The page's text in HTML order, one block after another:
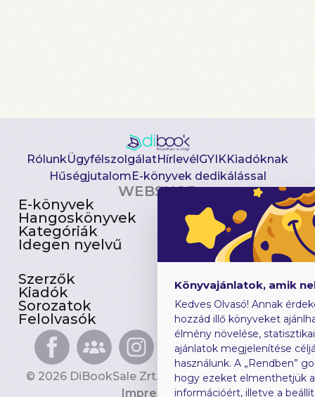
RólunkÜgyfélszolgálatHírlevélGYIKKiadóknak
HűségjutalomE-könyvek dedikálással
WEBSHOP
E-könyvek
Hangoskönyvek
Kategóriák
Idegen nyelvű
Csomagajánlatok
Akciósak
Előjegyezhetők
Újdonságok
Szerzők
Kiadók
Sorozatok
Felolvasók
Gyerekkönyvek
Heti toplista
Ajándékutalvány
Blog
© 2026 DiBookSale Zrt. Minden jog fenntartva.
Impresszum
Könyvajánlatok, amik
Kedves Olvasó! Annak
hozzád illő könyveket
élmény növelése,
ajánlatok megjelenítése
használunk. A „Rendben”
hogy ezeket elmenthetjük
információért, illetve a